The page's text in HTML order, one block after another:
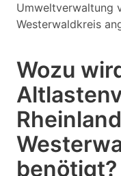
Umweltverwaltung
Westerwaldkreis
Wozu
benötigt?